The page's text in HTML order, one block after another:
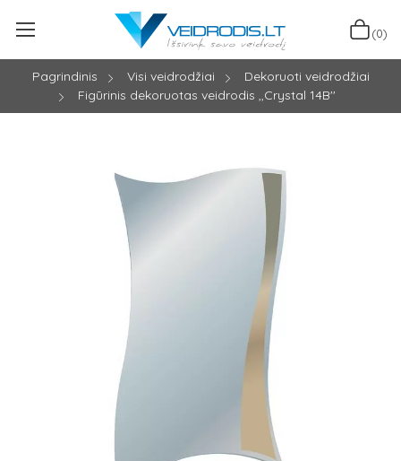
(0)
Pagrindinis Visi veidrodžiai
Dekoruoti veidrodžiai
Figūrinis dekoruotas veidrodis ,,Crystal 14B''